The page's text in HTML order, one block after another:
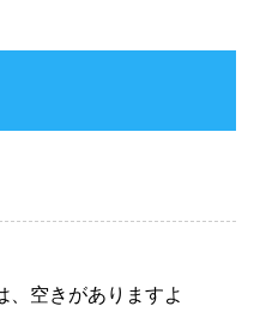
、空きがありますよ